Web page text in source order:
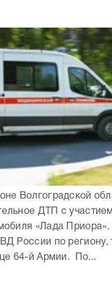
Волгоградской
ДТП с участием
«Лада Приора».
России по региону,
64-й Армии. По...